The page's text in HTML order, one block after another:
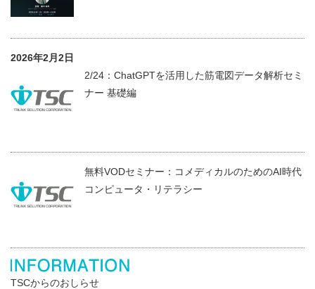
2026年2月2日
2/24：ChatGPTを活用した筋電図データ解析セミ
ナー 基礎編
無料VODセミナー：コメディカルのためのAI時代
コンピュータ・リテラシー
TSCからのおしらせ